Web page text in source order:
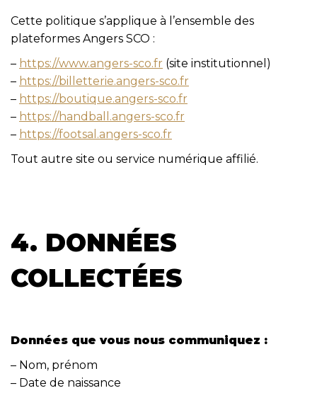
Cette politique s’applique à l’ensemble des
plateformes Angers SCO :
– https://www.angers-sco.fr (site institutionnel)
– https://billetterie.angers-sco.fr
– https://boutique.angers-sco.fr
– https://handball.angers-sco.fr
– https://footsal.angers-sco.fr
Tout autre site ou service numérique affilié.
4. DONNÉES
COLLECTÉES
Données que vous nous communiquez :
– Nom, prénom
– Date de naissance